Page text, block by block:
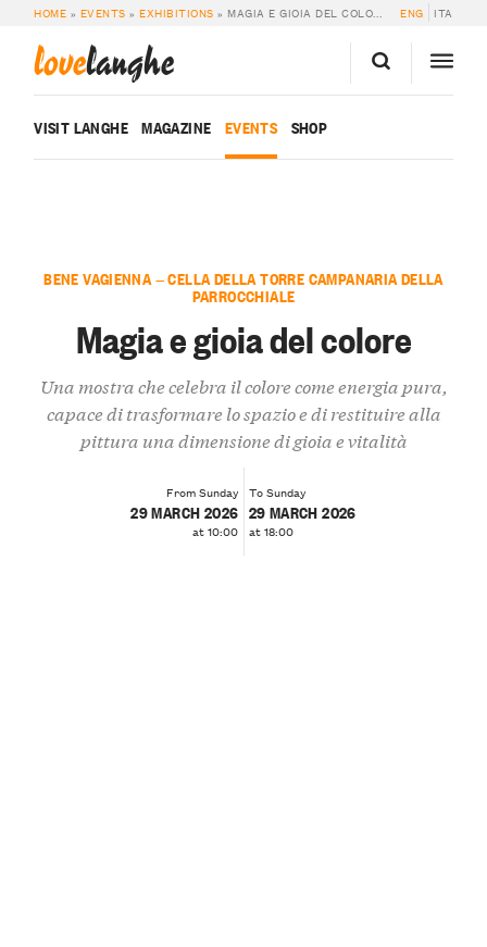
HOME » EVENTS »EXHIBITIONS » MAGIA E GIOIA DEL COLORE ENG ITA
lovelanghe
VISIT LANGHE MAGAZINE EVENTS SHOP
BENE VAGIENNA — CELLA DELLA TORRE CAMPANARIA DELLA
PARROCCHIALE
Magia e gioia del colore
Una mostra che celebra il colore come energia pura,
capace di trasformare lo spazio e di restituire alla
pittura una dimensione di gioia e vitalità
From Sunday
29 MARCH 2026
at 10:00
To Sunday
29 MARCH 2026
at 18:00